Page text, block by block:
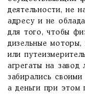
деятельности, не
адресу и не
для того, чтобы
дизельные моторы,
или
агрегаты на
забирались своими
а деньги при этом